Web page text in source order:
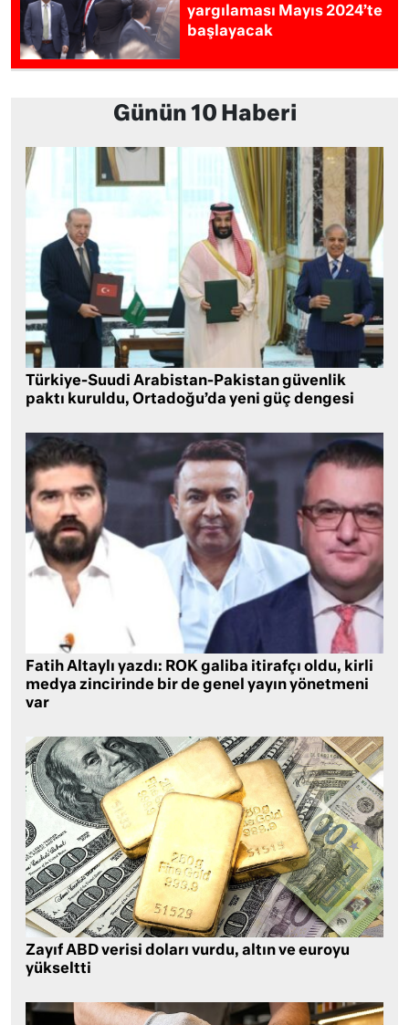
yargılaması Mayıs 2024’te
başlayacak
Günün 10 Haberi
Türkiye-Suudi Arabistan-Pakistan güvenlik
paktı kuruldu, Ortadoğu’da yeni güç dengesi
Fatih Altaylı yazdı: ROK galiba itirafçı oldu, kirli
medya zincirinde bir de genel yayın yönetmeni
var
Zayıf ABD verisi doları vurdu, altın ve euroyu
yükseltti